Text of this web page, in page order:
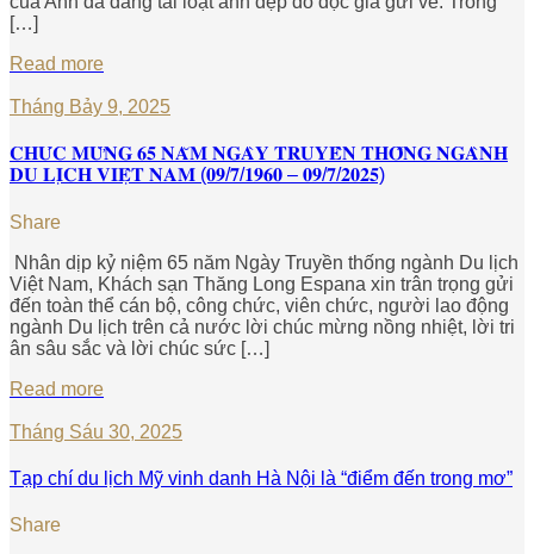
[…]
Read more
Tháng Bảy 9, 2025
𝐂𝐇𝐔́𝐂 𝐌𝐔̛̀𝐍𝐆 𝟔𝟓 𝐍𝐀̆𝐌 𝐍𝐆𝐀̀𝐘 𝐓𝐑𝐔𝐘𝐄̂̀𝐍 𝐓𝐇𝐎̂́𝐍𝐆 𝐍𝐆𝐀̀𝐍𝐇
𝐃𝐔 𝐋𝐈̣𝐂𝐇 𝐕𝐈𝐄̣̂𝐓 𝐍𝐀𝐌 (𝟎𝟗/𝟕/𝟏𝟗𝟔𝟎 – 𝟎𝟗/𝟕/𝟐𝟎𝟐𝟓)
Share
Nhân dịp kỷ niệm 65 năm Ngày Truyền thống ngành Du lịch
Việt Nam, Khách sạn Thăng Long Espana xin trân trọng gửi
đến toàn thể cán bộ, công chức, viên chức, người lao động
ngành Du lịch trên cả nước lời chúc mừng nồng nhiệt, lời tri
ân sâu sắc và lời chúc sức […]
Read more
Tháng Sáu 30, 2025
Tạp chí du lịch Mỹ vinh danh Hà Nội là “điểm đến trong mơ”
Share